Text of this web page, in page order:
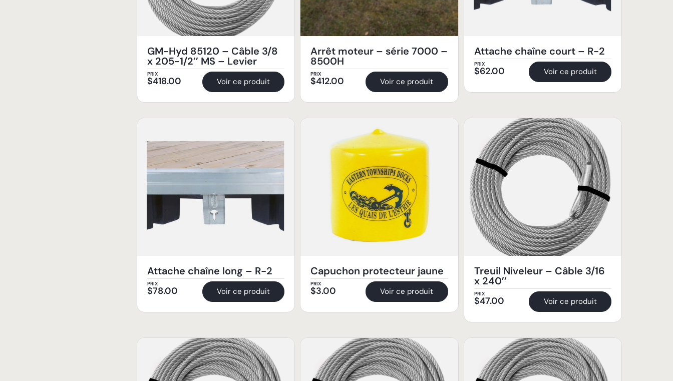
GM-Hyd 85120 – Câble 3/8
x 205-1/2’’ MS – Levier
PRIX
$418.00 Voir ce produit
Arrêt moteur – série 7000 –
8500H
PRIX
$412.00 Voir ce produit
Attache chaîne court – R-2
PRIX
$62.00 Voir ce produit
Attache chaîne long – R-2
PRIX
$78.00 Voir ce produit
Capuchon protecteur jaune
PRIX
$3.00 Voir ce produit
Treuil Niveleur – Câble 3/16
x 240’’
PRIX
$47.00 Voir ce produit